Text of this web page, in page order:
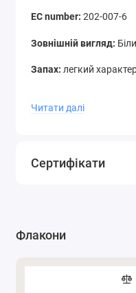
EC number: 202-007-6
Зовнішній вигляд:
Запах: легкий
кислота, 2-гідрокси-2-
Фенілгліколева
Читати далі
Сертифікати
Флакони